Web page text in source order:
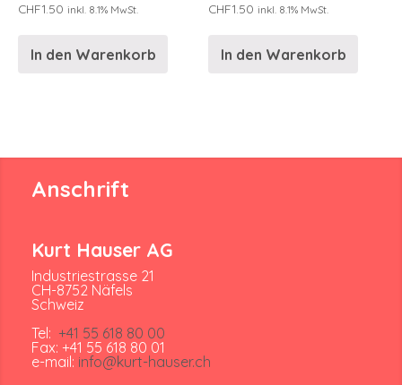
CHF1.50 inkl. 8.1% MwSt.
In den Warenkorb
CHF1.50 inkl. 8.1% MwSt.
In den Warenkorb
Anschrift
Kurt Hauser AG
Industriestrasse 21
CH-8752 Näfels
Schweiz
Tel: +41 55 618 80 00
Fax: +41 55 618 80 01
e-mail: info@kurt-hauser.ch